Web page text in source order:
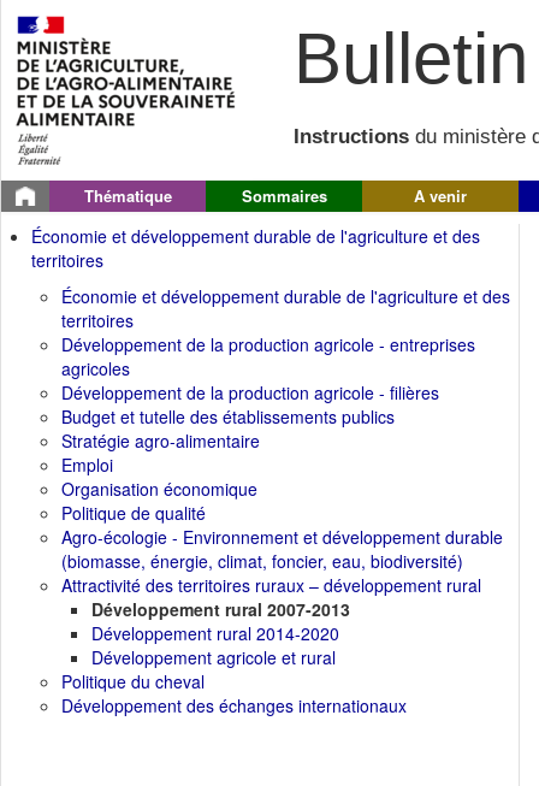
Instructions du ministère
Thématique Sommaires A venir
Économie et développement durable de l'agriculture et des
territoires
Économie et développement durable de l'agriculture et des
territoires
Développement de la production agricole - entreprises
agricoles
Développement de la production agricole - filières
Budget et tutelle des établissements publics
Stratégie agro-alimentaire
Emploi
Organisation économique
Politique de qualité
Agro-écologie - Environnement et développement durable
(biomasse, énergie, climat, foncier, eau, biodiversité)
Attractivité des territoires ruraux – développement rural
Développement rural 2007-2013
Développement rural 2014-2020
Développement agricole et rural
Politique du cheval
Développement des échanges internationaux